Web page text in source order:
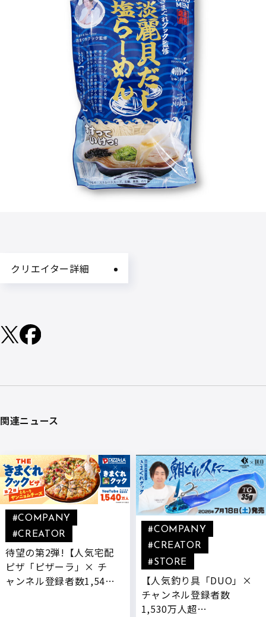
クリエイター詳細
関連ニュース
待望の第2弾!【人気宅配
ピザ「ピザーラ」× チ
ャンネル登録者数1,540
#COMPANY
#CREATOR
【人気釣り具「DUO」×
チャンネル登録者数
1,530万人超
#COMPANY
#CREATOR
#STORE